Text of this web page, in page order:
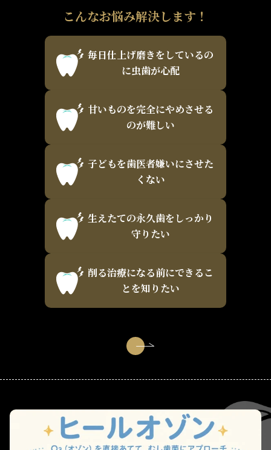
こんなお悩み解決します！
毎日仕上げ磨きをしているの
に虫歯が心配
甘いものを完全にやめさせる
のが難しい
子どもを歯医者嫌いにさせた
くない
生えたての永久歯をしっかり
守りたい
削る治療になる前にできるこ
とを知りたい